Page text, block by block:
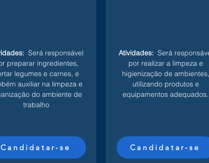
Será responsável
preparar ingredientes,
legumes e carnes, e
auxiliar na limpeza e
do ambiente de
trabalho
Candidatar-se
Atividades: Será
por realizar a limpeza e
higienização de ambientes,
utilizando produtos e
equipamentos adequados.
Candidatar-se